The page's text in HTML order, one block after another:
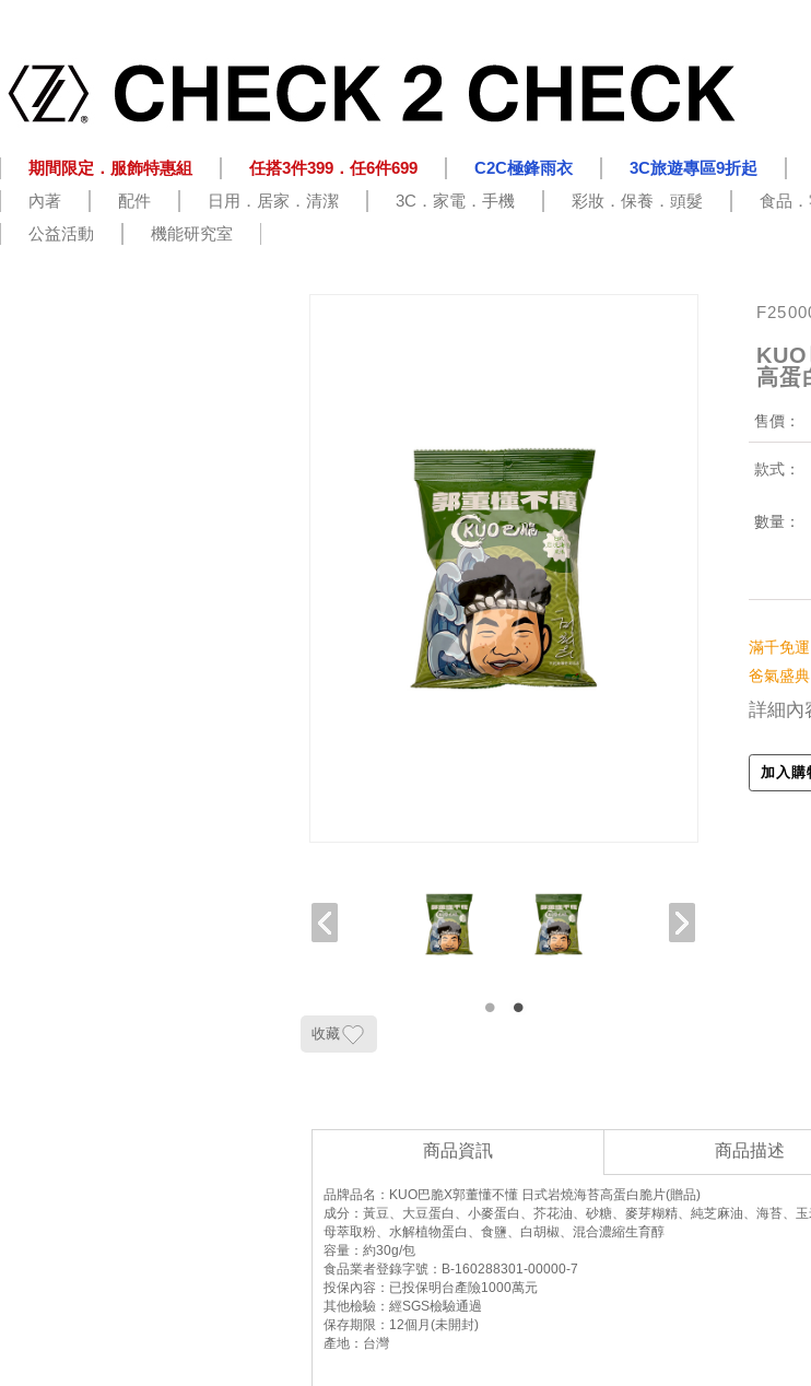
期間限定．服飾特惠組 任搭3件399．任6件699 C2C極鋒雨衣 3C旅遊專區9折起
內著
配件 日用．居家．清潔 3C．家電．手機 彩妝．保養．頭髮 食品
公益活動
機能研究室
收藏
高蛋
售價：
款式：
數量：
滿千免運
爸氣盛
詳細內
加入購
商品資訊 商品描述
品牌品名：KUO巴脆X郭董懂不懂 日式岩燒海苔高蛋白脆片(贈品)
成分：黃豆、大豆蛋白、小麥蛋白、芥花油、砂糖、麥芽糊精、純芝麻油、海苔、
母萃取粉、水解植物蛋白、食鹽、白胡椒、混合濃縮生育醇
容量：約30g/包
食品業者登錄字號：B-160288301-00000-7
投保內容：已投保明台產險1000萬元
其他檢驗：經SGS檢驗通過
保存期限：12個月(未開封)
產地：台灣